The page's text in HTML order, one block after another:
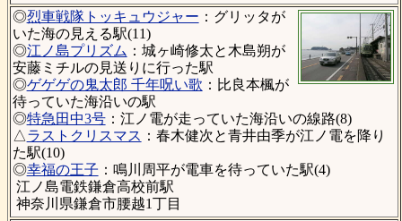
◎烈車戦隊トッキュウジャー ：グリッタが
いた海の見える駅(11)
◎江ノ島プリズム ：城ヶ崎修太と木島朔が
安藤ミチルの見送りに行った駅
◎ゲゲゲの鬼太郎 千年呪い歌 ：比良本楓が
待っていた海沿いの駅
◎特急田中3号：江ノ電が走っていた海沿いの線路(8)
△ラストクリスマス ：春木健次と青井由季が江ノ電を降り
た駅(10)
◎幸福の王子 ：鳴川周平が電車を待っていた駅(4)
江ノ島電鉄鎌倉高校前駅
神奈川県鎌倉市腰越1丁目